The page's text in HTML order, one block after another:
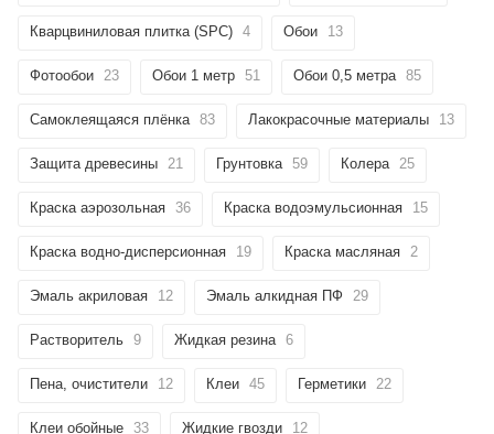
Кварцвиниловая плитка (SPC) 4 Обои 13
Фотообои 23 Обои 1 метр 51 Обои 0,5 метра 85
Самоклеящаяся плёнка 83 Лакокрасочные материалы 13
Защита древесины 21 Грунтовка 59 Колера 25
Краска аэрозольная 36 Краска водоэмульсионная 15
Краска водно-дисперсионная 19 Краска масляная 2
Эмаль акриловая 12 Эмаль алкидная ПФ 29
Растворитель 9 Жидкая резина 6
Пена, очистители 12 Клеи 45 Герметики 22
Клеи обойные 33 Жидкие гвозди 12
раз в 2 недели